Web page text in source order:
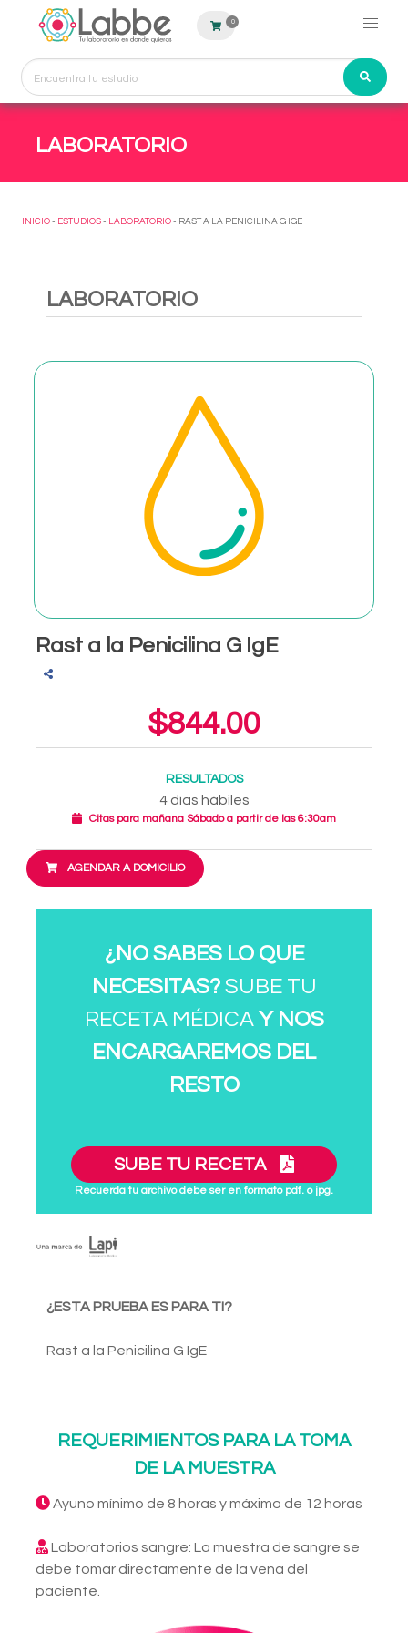
0
LABORATORIO
INICIO - ESTUDIOS - LABORATORIO - RAST A LA PENICILINA G IGE
LABORATORIO
Rast a la Penicilina G IgE
$844.00
RESULTADOS
4 días hábiles
Citas para mañana Sábado a partir de las 6:30am
AGENDAR A DOMICILIO
¿NO SABES LO QUE
NECESITAS?SUBE TU
RECETA MÉDICA Y NOS
ENCARGAREMOS DEL
RESTO
SUBE TU RECETA
Recuerda tu archivo debe ser en formato pdf. o jpg.
¿ESTA PRUEBA ES PARA TI?
Rast a la Penicilina G IgE
REQUERIMIENTOS PARA LA TOMA
DE LA MUESTRA
Ayuno mínimo de 8 horas y máximo de 12 horas
Laboratorios sangre: La muestra de sangre se
debe tomar directamente de la vena del
paciente.